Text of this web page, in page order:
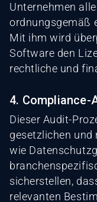
Unternehmen
ordnungsgemäß
Mit ihm wird
Software den
rechtliche und
4. Compliance-
Dieser Audit-
gesetzlichen und
wie
sicherstellen,
relevanten